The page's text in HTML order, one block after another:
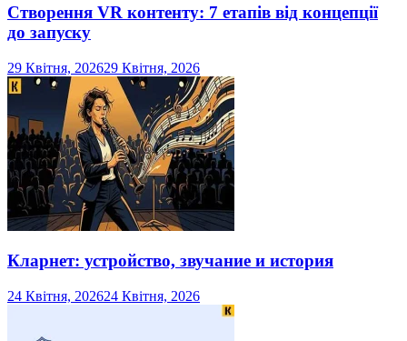
Створення VR контенту: 7 етапів від концепції
до запуску
29 Квітня, 202629 Квітня, 2026
Кларнет: устройство, звучание и история
24 Квітня, 202624 Квітня, 2026